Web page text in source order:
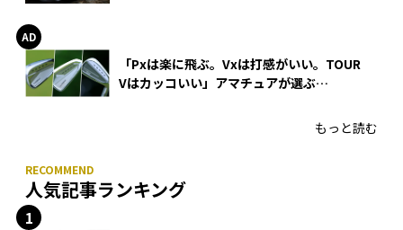
「Pxは楽に飛ぶ。Vxは打感がいい。TOUR
Vはカッコいい」アマチュアが選ぶ
もっと読む
人気記事ランキング